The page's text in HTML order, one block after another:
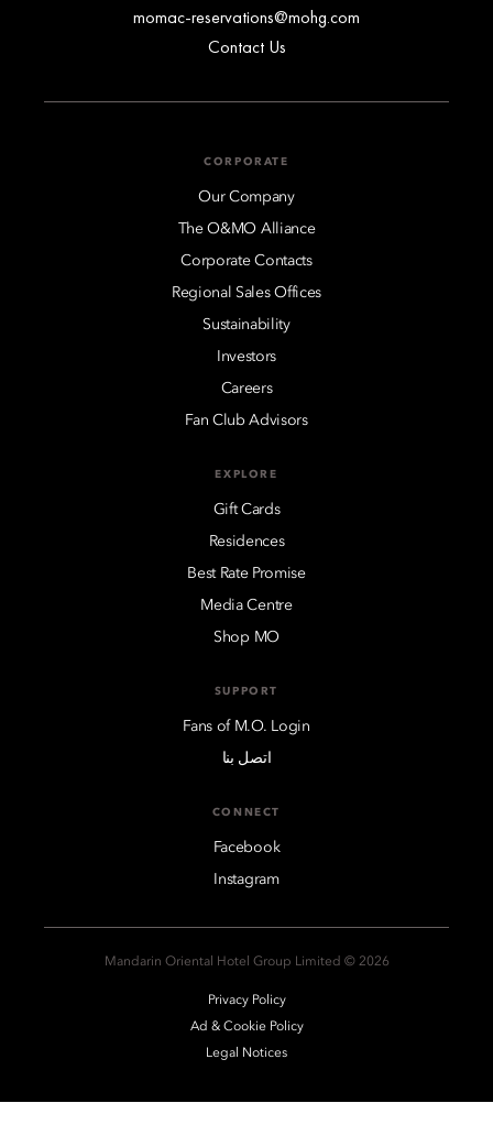
momac-reservations@mohg.com
Contact Us
CORPORATE
Our Company
The O&MO Alliance
Corporate Contacts
Regional Sales Offices
Sustainability
Investors
Careers
Fan Club Advisors
EXPLORE
Gift Cards
Residences
Best Rate Promise
Media Centre
Shop MO
SUPPORT
Fans of M.O. Login
اتصل بنا
CONNECT
Facebook
Instagram
2026 © Mandarin Oriental Hotel Group Limited
Privacy Policy
Ad & Cookie Policy
Legal Notices